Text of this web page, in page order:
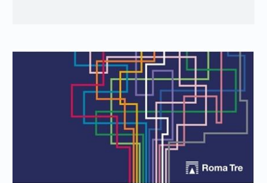
Link identifier #identifier__81536-8